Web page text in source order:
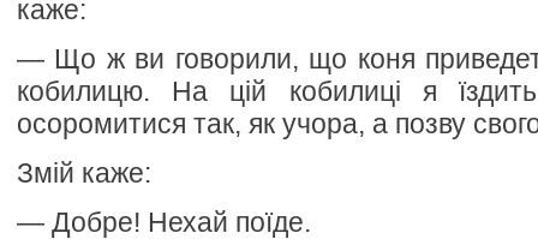
каже:
— Що ж ви говорили, що коня
кобилицю. На цій кобилиці я
осоромитися так, як учора, а позву
Змій каже:
— Добре! Нехай поїде.